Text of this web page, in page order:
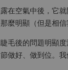
在空氣中後，它
麼明顯（但是相信
毛後的問題明顯
做好、做到位。